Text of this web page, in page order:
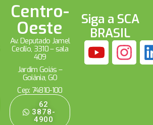
Centro-
Oeste
Av. Deputado Jamel
Cecílio, 3310 – sala
409
Jardim Goiás –
Goiânia, GO
Cep: 74810-100
62
3878-
4900
Siga a SCA
BRASIL